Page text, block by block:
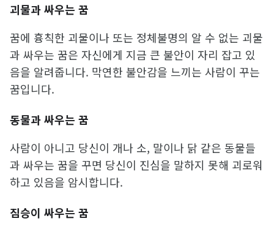
괴물과 싸우는 꿈
꿈에 흉칙한 괴물이나 또는 정체불명의 알 수 없는 괴물
과 싸우는 꿈은 자신에게 지금 큰 불안이 자리 잡고 있
음을 알려줍니다. 막연한 불안감을 느끼는 사람이 꾸는
꿈입니다.
동물과 싸우는 꿈
사람이 아니고 당신이 개나 소, 말이나 닭 같은 동물들
과 싸우는 꿈을 꾸면 당신이 진심을 말하지 못해 괴로워
하고 있음을 암시합니다.
짐승이 싸우는 꿈